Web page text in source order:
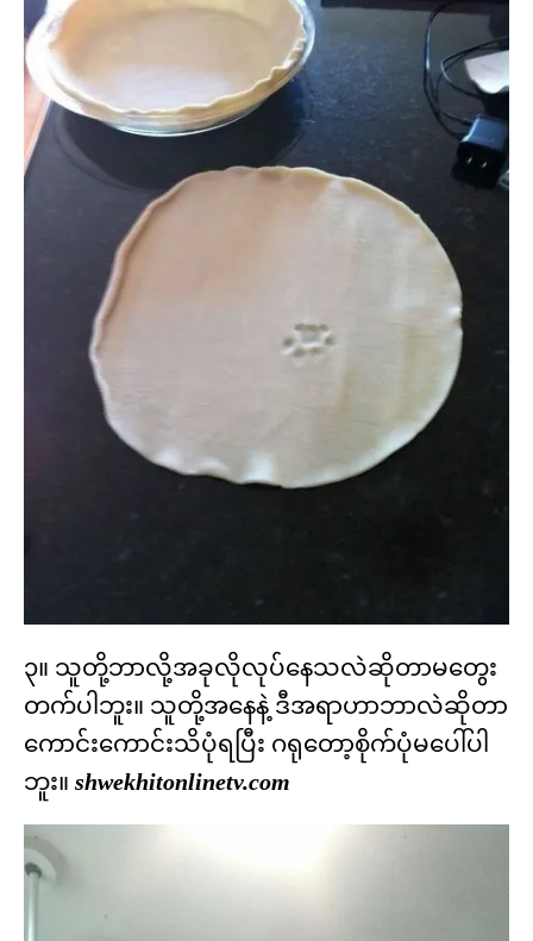
၃။ သူတို့ဘာလို့အခုလိုလုပ်နေသလဲဆိုတာမတွေး
တက်ပါဘူး။ သူတို့အနေနဲ့ ဒီအရာဟာဘာလဲဆိုတာ
ကောင်းကောင်းသိပုံရပြီး ဂရုတော့စိုက်ပုံမပေါ်ပါ
ဘူး။ shwekhitonlinetv.com